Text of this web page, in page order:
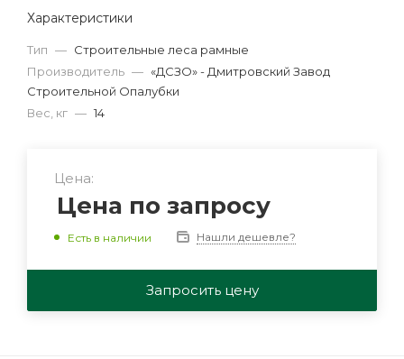
Характеристики
Тип — Строительные леса рамные
Производитель — «ДСЗО» - Дмитровский Завод
Строительной Опалубки
Вес, кг — 14
Цена:
Цена по запросу
Есть в наличии Нашли дешевле?
Запросить цену